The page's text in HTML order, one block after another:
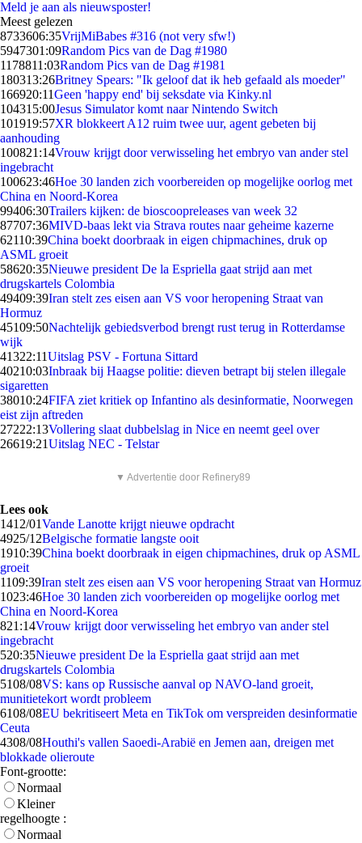
Meld je aan als nieuwsposter!
Meest gelezen
8733606:35VrijMiBabes #316 (not very sfw!)
5947301:09Random Pics van de Dag #1980
1178811:03Random Pics van de Dag #1981
180313:26Britney Spears: "Ik geloof dat ik heb gefaald als moeder"
166920:11Geen 'happy end' bij seksdate via Kinky.nl
104315:00Jesus Simulator komt naar Nintendo Switch
101919:57XR blokkeert A12 ruim twee uur, agent gebeten bij
aanhouding
100821:14Vrouw krijgt door verwisseling het embryo van ander stel
ingebracht
100623:46Hoe 30 landen zich voorbereiden op mogelijke oorlog met
China en Noord-Korea
99406:30Trailers kijken: de bioscoopreleases van week 32
87707:36MIVD-baas lekt via Strava routes naar geheime kazerne
62110:39China boekt doorbraak in eigen chipmachines, druk op
ASML groeit
58620:35Nieuwe president De la Espriella gaat strijd aan met
drugskartels Colombia
49409:39Iran stelt zes eisen aan VS voor heropening Straat van
Hormuz
45109:50Nachtelijk gebiedsverbod brengt rust terug in Rotterdamse
wijk
41322:11Uitslag PSV - Fortuna Sittard
40210:03Inbraak bij Haagse politie: dieven betrapt bij stelen illegale
sigaretten
38010:24FIFA ziet kritiek op Infantino als desinformatie, Noorwegen
eist zijn aftreden
27222:13Vollering slaat dubbelslag in Nice en neemt geel over
26619:21Uitslag NEC - Telstar
▼ Advertentie door Refinery89
Lees ook
1412/01Vande Lanotte krijgt nieuwe opdracht
4925/12Belgische formatie langste ooit
1910:39China boekt doorbraak in eigen chipmachines, druk op ASML
groeit
1109:39Iran stelt zes eisen aan VS voor heropening Straat van Hormuz
1023:46Hoe 30 landen zich voorbereiden op mogelijke oorlog met
China en Noord-Korea
821:14Vrouw krijgt door verwisseling het embryo van ander stel
ingebracht
520:35Nieuwe president De la Espriella gaat strijd aan met
drugskartels Colombia
5108/08VS: kans op Russische aanval op NAVO-land groeit,
munitietekort wordt probleem
6108/08EU bekritiseert Meta en TikTok om verspreiden desinformatie
Ceuta
4308/08Houthi's vallen Saoedi-Arabië en Jemen aan, dreigen met
blokkade olieroute
Font-grootte:
Normaal
Kleiner
regelhoogte :
Normaal